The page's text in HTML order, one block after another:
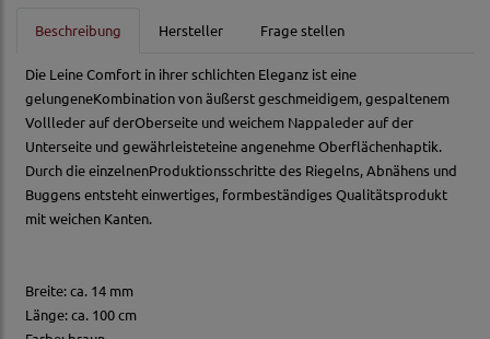
Beschreibung Hersteller Frage stellen
Die Leine Comfort in ihrer schlichten Eleganz ist eine
gelungeneKombination von äußerst geschmeidigem, gespaltenem
Vollleder auf derOberseite und weichem Nappaleder auf der
Unterseite und gewährleisteteine angenehme Oberflächenhaptik.
Durch die einzelnenProduktionsschritte des Riegelns, Abnähens und
Buggens entsteht einwertiges, formbeständiges Qualitätsprodukt
mit weichen Kanten.
Breite: ca. 14 mm
Länge: ca. 100 cm